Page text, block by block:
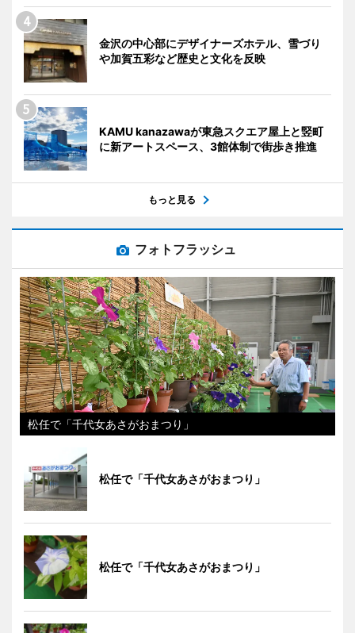
金沢の中心部にデザイナーズホテル、雪づり
や加賀五彩など歴史と文化を反映
KAMU kanazawaが東急スクエア屋上と竪町
に新アートスペース、3館体制で街歩き推進
もっと見る
フォトフラッシュ
松任で「千代女あさがおまつり」
松任で「千代女あさがおまつり」
松任で「千代女あさがおまつり」